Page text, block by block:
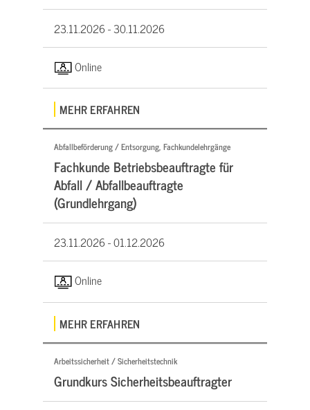
23.11.2026 -30.11.2026
Online
MEHR ERFAHREN
Abfallbeförderung / Entsorgung, Fachkundelehrgänge
Fachkunde Betriebsbeauftragte für
Abfall / Abfallbeauftragte
(Grundlehrgang)
23.11.2026 -01.12.2026
Online
MEHR ERFAHREN
Arbeitssicherheit / Sicherheitstechnik
Grundkurs Sicherheitsbeauftragter